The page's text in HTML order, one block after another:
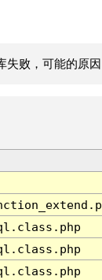
败，可能的原